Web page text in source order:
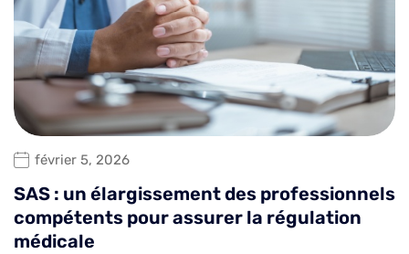
février 5, 2026
SAS : un élargissement des professionnels
compétents pour assurer la régulation
médicale